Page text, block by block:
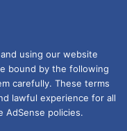
जानते हैं कि उन्हें
को स्नोर्कल के रूप में
यह काम की बात
using our website
bound by the following
carefully. These terms
lawful experience for all
AdSense policies.